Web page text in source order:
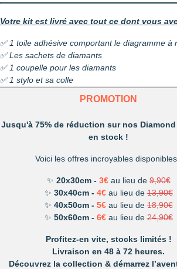
Votre kit est livré avec tout ce dont vous
✅ 1 toile adhésive comportant le diagramme à
✅ Les sachets de diamants
✅ 1 coupelle pour les diamants
✅ 1 stylo et sa colle
Découvrez une activité unique à réaliser de
C’est ludique, amusant et les résultats en
Un mélange de patience et de technique qui
Très vite vous vous apercevrez combien votre
Détente et relaxation : La vie peut parfois
du stress du quotidien.
Améliore votre dextérité :rien n’est plus
Activité pour les enfants et les adultes :
temps parfait pour s’amuser en famille.
PROMOTION
Jusqu'à 75% de réduction sur nos
en stock !
Voici les offres incroyables
✨ 20x30cm - 3€au lieu de9,90€
✨ 30x40cm - 4€ au lieu de 13,90€
✨ 40x50cm - 5€ au lieu de18,90€
✨ 50x60cm - 6€ au lieu de 24,90€
Profitez-en vite, stocks limités !
Livraison en 48 à 72 heures.
Découvrez la collection & démarrez